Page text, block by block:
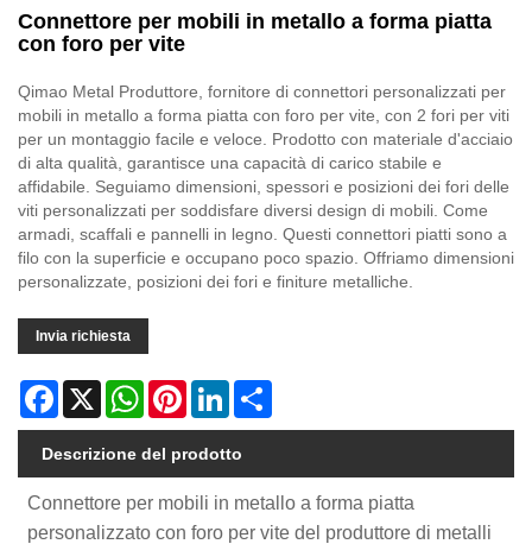
Connettore per mobili in metallo a forma piatta
con foro per vite
Qimao Metal Produttore, fornitore di connettori personalizzati per
mobili in metallo a forma piatta con foro per vite, con 2 fori per viti
per un montaggio facile e veloce. Prodotto con materiale d'acciaio
di alta qualità, garantisce una capacità di carico stabile e
affidabile. Seguiamo dimensioni, spessori e posizioni dei fori delle
viti personalizzati per soddisfare diversi design di mobili. Come
armadi, scaffali e pannelli in legno. Questi connettori piatti sono a
filo con la superficie e occupano poco spazio. Offriamo dimensioni
personalizzate, posizioni dei fori e finiture metalliche.
Invia richiesta
Facebook
X WhatsAppPinterestLinkedIn
Descrizione del prodotto
Connettore per mobili in metallo a forma piatta
personalizzato con foro per vite del produttore di metalli